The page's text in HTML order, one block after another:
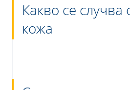
Какво се случва
кожа